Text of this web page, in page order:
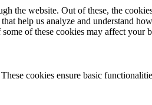
the website. Out of these, the
help us analyze and understand
of these cookies may affect your
cookies ensure basic